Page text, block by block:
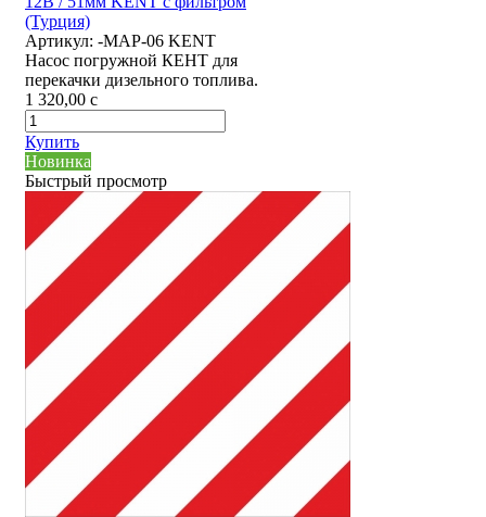
(Турция)
Артикул: -MAP-06 KENT
Насос погружной КЕНТ для
перекачки дизельного топлива.
1 320,00 c
Купить
Новинка
Быстрый просмотр